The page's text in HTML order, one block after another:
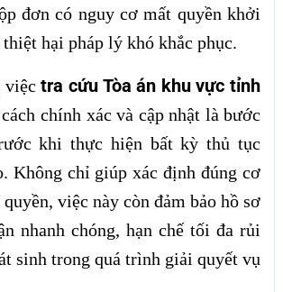
đơn có nguy cơ mất quyền khởi
hại pháp lý khó khắc phục.
việctra cứu Tòa án khu vực tỉnh
chính xác và cập nhật là bước
khi thực hiện bất kỳ thủ tục
Không chỉ giúp xác định đúng cơ
việc này còn đảm bảo hồ sơ
nhanh chóng, hạn chế tối đa rủi
sinh trong quá trình giải quyết vụ